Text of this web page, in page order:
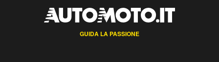
GUIDA LA PASSIONE